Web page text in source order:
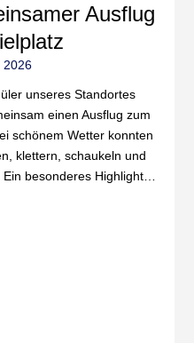
Ausflug
2026
unseres Standortes
einen Ausflug zum
schönem Wetter konnten
klettern, schaukeln und
besonderes Highlight…